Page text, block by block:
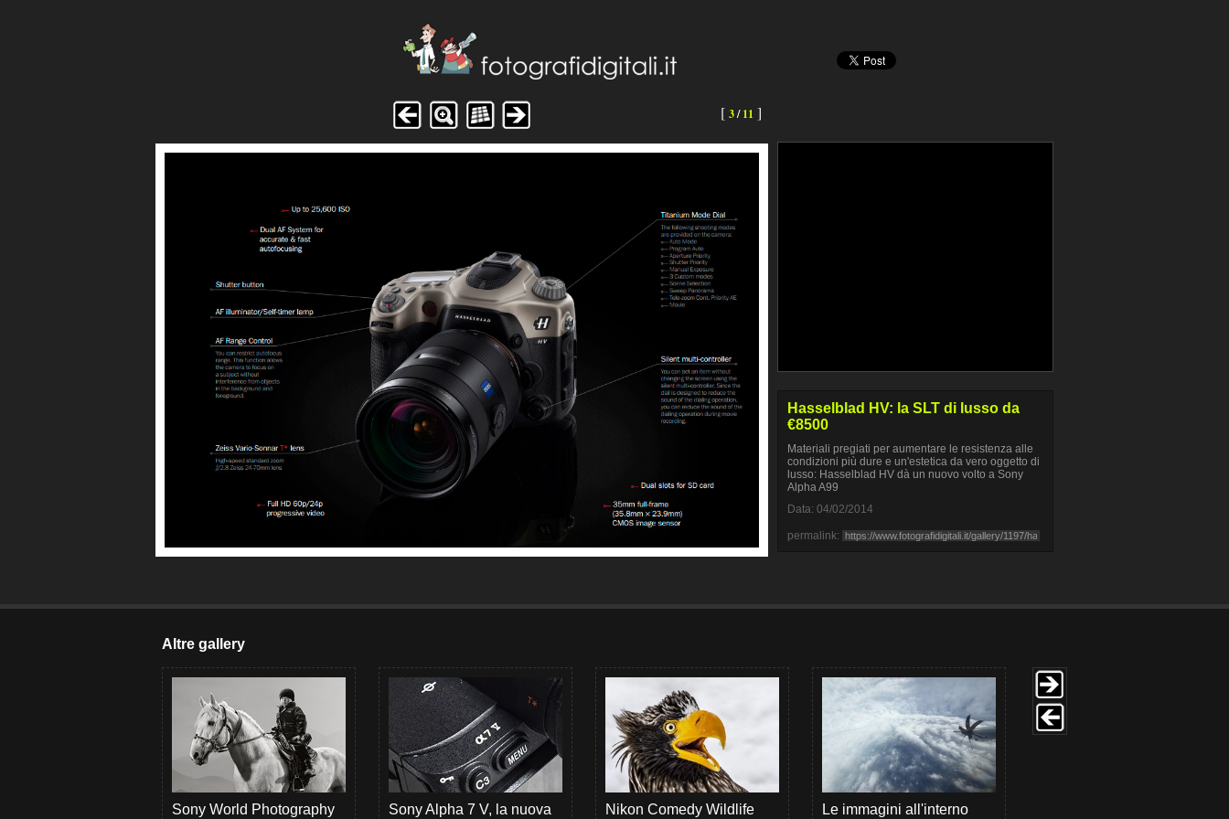
[ 3/11 ]
Hasselblad HV: la SLT di lusso da
€8500
Materiali pregiati per aumentare le resistenza alle
condizioni più dure e un'estetica da vero oggetto di
lusso: Hasselblad HV dà un nuovo volto a Sony
Alpha A99
Data: 04/02/2014
permalink:
Altre gallery
Sony World Photography
Sony Alpha 7 V, la nuova
Nikon Comedy Wildlife
Le immagini all'interno